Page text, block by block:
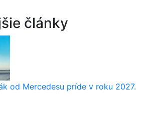
články
od Mercedesu príde v roku 2027.